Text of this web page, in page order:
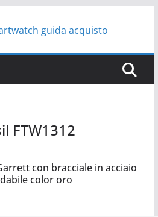
FTW1312
con bracciale in acciaio
color oro